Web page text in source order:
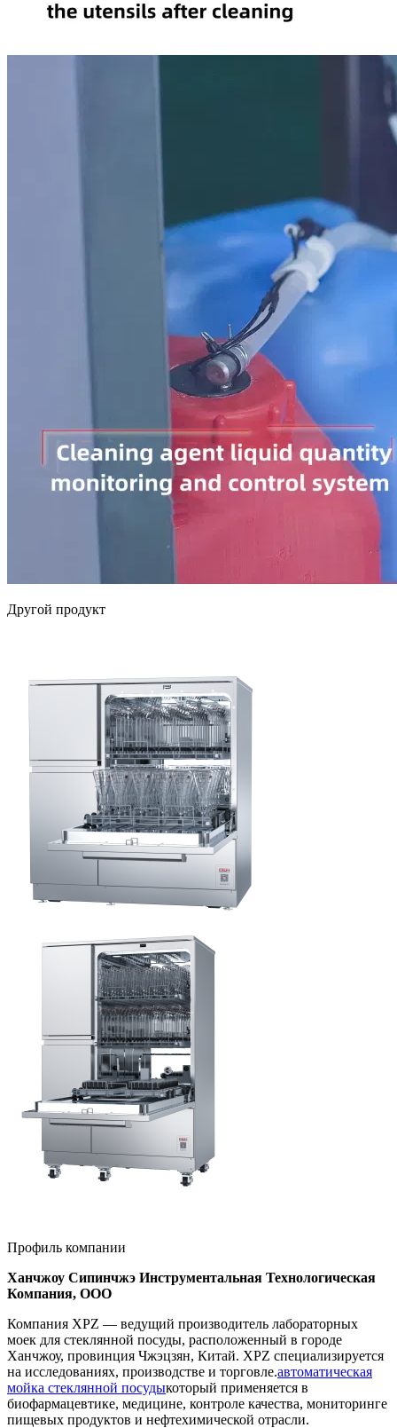
Другой продукт
Профиль компании
Ханчжоу Сипинчжэ Инструментальная Технологическая
Компания, ООО
Компания XPZ — ведущий производитель лабораторных
моек для стеклянной посуды, расположенный в городе
Ханчжоу, провинция Чжэцзян, Китай. XPZ специализируется
на исследованиях, производстве и торговле.автоматическая
мойка стеклянной посудыкоторый применяется в
биофармацевтике, медицине, контроле качества, мониторинге
пищевых продуктов и нефтехимической отрасли.